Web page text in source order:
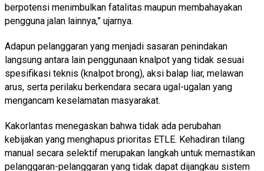
berpotensi menimbulkan fatalitas maupun membahayakan
pengguna jalan lainnya,” ujarnya.
Adapun pelanggaran yang menjadi sasaran penindakan
langsung antara lain penggunaan knalpot yang tidak sesuai
spesifikasi teknis (knalpot brong), aksi balap liar, melawan
arus, serta perilaku berkendara secara ugal-ugalan yang
mengancam keselamatan masyarakat.
Kakorlantas menegaskan bahwa tidak ada perubahan
kebijakan yang menghapus prioritas ETLE. Kehadiran tilang
manual secara selektif merupakan langkah untuk memastikan
pelanggaran-pelanggaran yang tidak dapat dijangkau sistem